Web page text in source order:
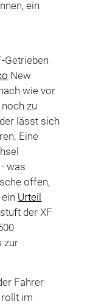
ein
Getrieben
New
wie vor
zu
lässt sich
Eine
was
offen,
Urteil
der XF
zur
Fahrer
im